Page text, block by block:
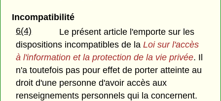
Incompatibilité
6(4)
Le présent article l'emporte sur les
dispositions incompatibles de laLoi sur l'accès
à l'information et la protection de la vie privée. Il
n'a toutefois pas pour effet de porter atteinte au
droit d'une personne d'avoir accès aux
renseignements personnels qui la concernent.